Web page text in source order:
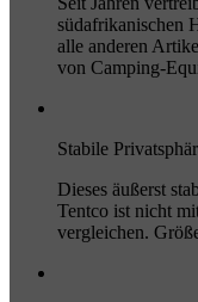
südafrikanischen
alle anderen
von Camping-
Stabile
Dieses äußerst
Tentco ist nicht
vergleichen.